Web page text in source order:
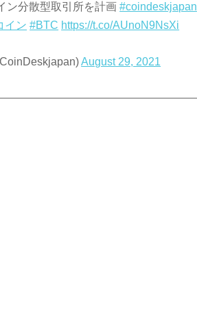
ン分散型取引所を計画#coindeskjapan
イン #BTC https://t.co/AUnoN9NsXi
August 29, 2021